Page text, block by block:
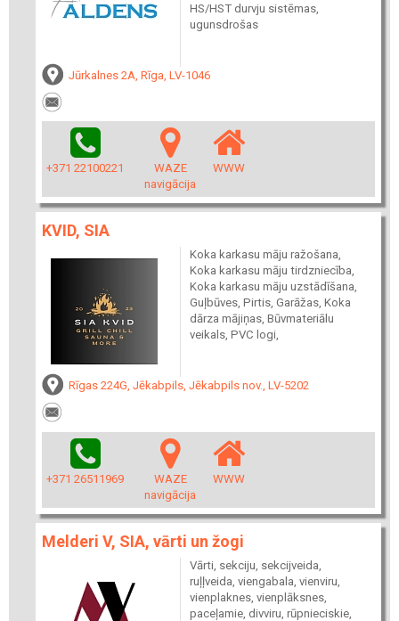
HS/HST durvju sistēmas,
ugunsdrošas
Jūrkalnes 2A, Rīga, LV-1046
+371 22100221
WAZE
navigācija
WWW
KVID, SIA
Koka karkasu māju ražošana,
Koka karkasu māju tirdzniecība,
Koka karkasu māju uzstādīšana,
Guļbūves, Pirtis, Garāžas, Koka
dārza mājiņas, Būvmateriālu
veikals, PVC logi,
Rīgas 224G, Jēkabpils, Jēkabpils nov., LV-5202
+371 26511969
WAZE
navigācija
WWW
Melderi V, SIA, vārti un žogi
Vārti, sekciju, sekcijveida,
ruļļveida, viengabala, vienviru,
vienplaknes, vienplāksnes,
paceļamie, divviru, rūpnieciskie,